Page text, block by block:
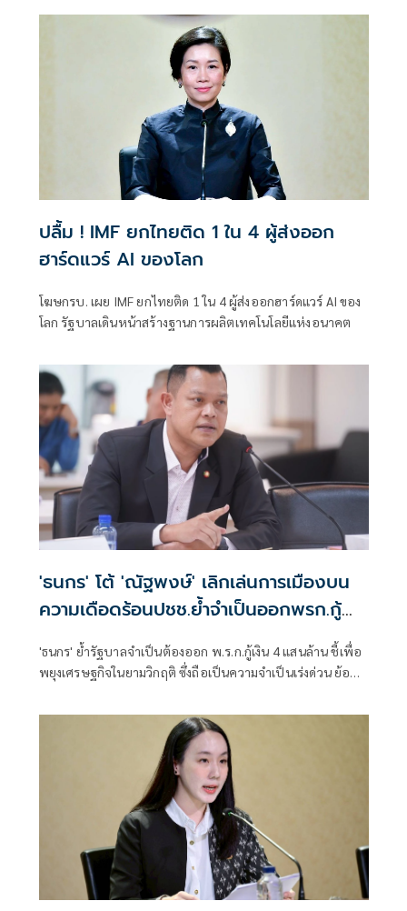
สังคายนางบฯ และปฏิรูปการเมืองด่วน
ปลื้ม ! IMF ยกไทยติด 1 ใน 4 ผู้ส่งออก
ฮาร์ดแวร์ AI ของโลก
โฆษกรบ. เผย IMF ยกไทยติด 1 ใน 4 ผู้ส่งออกฮาร์ดแวร์ AI ของ
โลก รัฐบาลเดินหน้าสร้างฐานการผลิตเทคโนโลยีแห่งอนาคต
'ธนกร' โต้ 'ณัฐพงษ์' เลิกเล่นการเมืองบน
ความเดือดร้อนปชช.ย้ำจำเป็นออกพรก.กู้
เงิน 4 แสนล้าน
'ธนกร' ย้ำรัฐบาลจำเป็นต้องออก พ.ร.ก.กู้เงิน 4 แสนล้าน ชี้เพื่อ
พยุงเศรษฐกิจในยามวิกฤติ ซึ่งถือเป็นความจำเป็นเร่งด่วน ย้อน
ประชาชนสักครั้ง ไม่ถือว่าเสียศักดิ์ศรี